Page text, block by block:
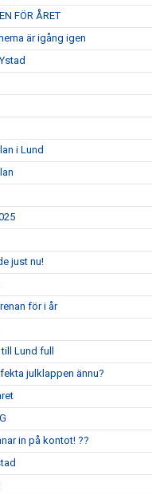
FÖR ÅRET
är igång igen
i Lund
just nu!
för i år
Lund full
julklappen ännu?
in på kontot! ??